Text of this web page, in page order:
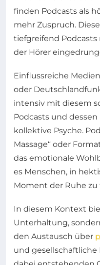
finden Podcasts als
mehr Zuspruch.
tiefgreifend
der Hörer
Einflussreiche
oder
intensiv mit diesem
Podcasts und
kollektive Psyche.
Massage“ oder
das emotionale
es Menschen, in
Moment der Ruhe zu
In diesem Kontext
Unterhaltung,
den Austausch über
und gesellschaftliche